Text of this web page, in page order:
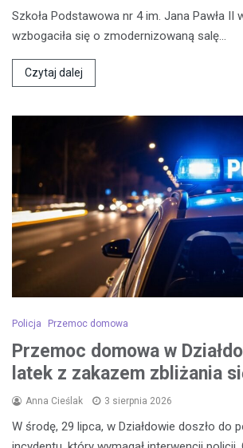
Szkoła Podstawowa nr 4 im. Jana Pawła II
wzbogaciła się o zmodernizowaną salę…
Czytaj dalej
Policja Przemoc domowa
Przemoc domowa w
latek z zakazem zbliżania
Anna Cieślak 3 sierpnia 2026
W środę, 29 lipca, w Działdowie doszło do